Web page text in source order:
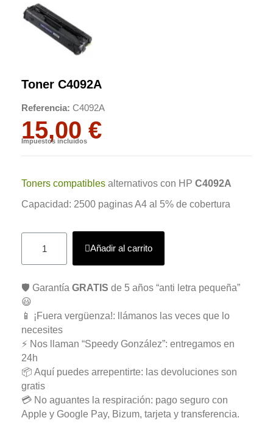
Toner C4092A
Referencia C4092A
15,00 €
Impuestos incluidos
Toners compatibles alternativos con HP C4092A
Capacidad: 2500 paginas A4 al 5% de cobertura
Añadir al carrito
🛡️ Garantía GRATIS de 5 años “anti letra pequeña”
😃
📱 ¡Fuera vergüenza!: llámanos las veces que lo
necesites
⚡ Nos llaman “Speedy González”: entregamos en
24h
📦 Aquí puedes arrepentirte: las devoluciones son
gratis
💳 No aguantes la respiración: pago seguro con
Apple y Google Pay, Bizum, tarjeta y transferencia.